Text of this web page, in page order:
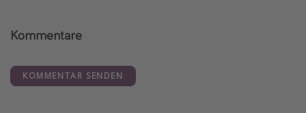
Kommentare
KOMMENTAR SENDEN